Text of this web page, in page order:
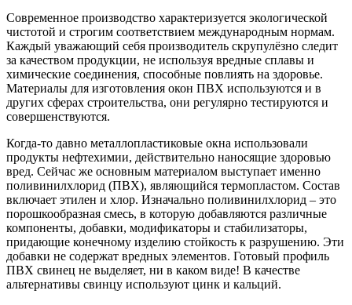
Современное производство характеризуется экологической
чистотой и строгим соответствием международным нормам.
Каждый уважающий себя производитель скрупулёзно следит
за качеством продукции, не используя вредные сплавы и
химические соединения, способные повлиять на здоровье.
Материалы для изготовления окон ПВХ используются и в
других сферах строительства, они регулярно тестируются и
совершенствуются.
Когда-то давно металлопластиковые окна использовали
продукты нефтехимии, действительно наносящие здоровью
вред. Сейчас же основным материалом выступает именно
поливинилхлорид (ПВХ), являющийся термопластом. Состав
включает этилен и хлор. Изначально поливинилхлорид – это
порошкообразная смесь, в которую добавляются различные
компоненты, добавки, модификаторы и стабилизаторы,
придающие конечному изделию стойкость к разрушению. Эти
добавки не содержат вредных элементов. Готовый профиль
ПВХ свинец не выделяет, ни в каком виде! В качестве
альтернативы свинцу используют цинк и кальций.